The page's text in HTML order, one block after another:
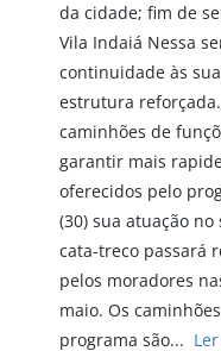
da cidade; fim de
Vila Indaiá Nessa
continuidade às
estrutura
caminhões de
garantir mais
oferecidos pelo
(30) sua atuação
cata-treco passará
pelos moradores
maio. Os
programa são...